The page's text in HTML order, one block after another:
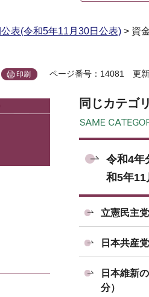
表(令和5年11月30日公表) > 資
印刷 ページ番号：14081 更
同じカテゴ
令和4年
和5年11
立憲民主
日本共産
日本維新
分）